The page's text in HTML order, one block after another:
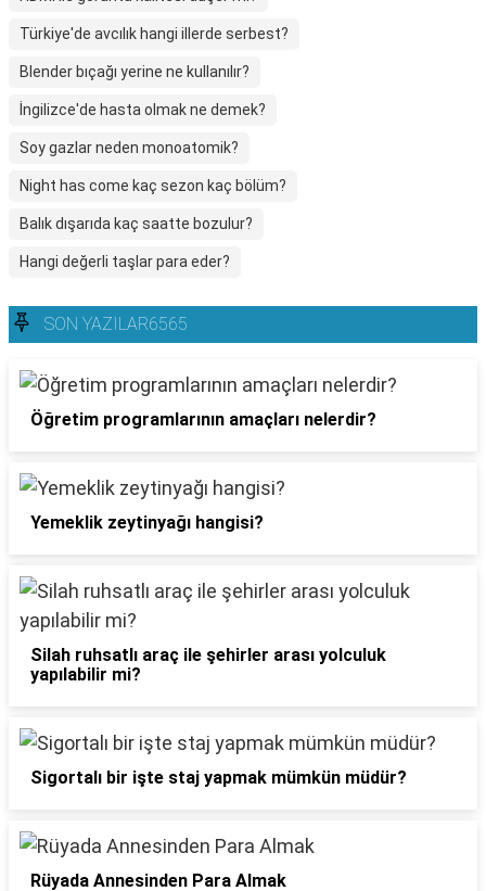
Türkiye'de avcılık hangi illerde serbest?
Blender bıçağı yerine ne kullanılır?
İngilizce'de hasta olmak ne demek?
Soy gazlar neden monoatomik?
Night has come kaç sezon kaç bölüm?
Balık dışarıda kaç saatte bozulur?
Hangi değerli taşlar para eder?
SON YAZILAR6565
Öğretim programlarının amaçları nelerdir?
Yemeklik zeytinyağı hangisi?
Silah ruhsatlı araç ile şehirler arası yolculuk
yapılabilir mi?
Sigortalı bir işte staj yapmak mümkün müdür?
Rüyada Annesinden Para Almak